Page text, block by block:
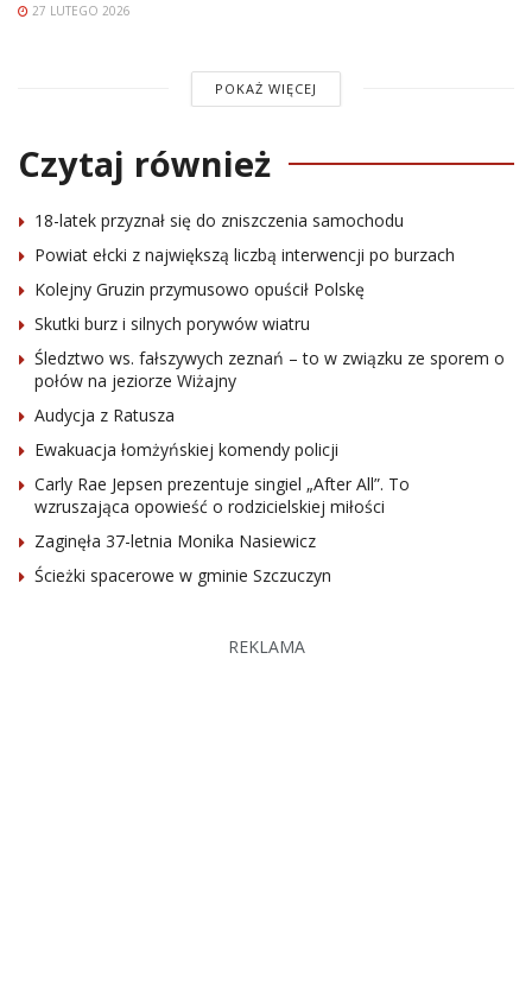
27 LUTEGO 2026
POKAŻ WIĘCEJ
Czytaj również
18-latek przyznał się do zniszczenia samochodu
Powiat ełcki z największą liczbą interwencji po burzach
Kolejny Gruzin przymusowo opuścił Polskę
Skutki burz i silnych porywów wiatru
Śledztwo ws. fałszywych zeznań – to w związku ze sporem o
połów na jeziorze Wiżajny
Audycja z Ratusza
Ewakuacja łomżyńskiej komendy policji
Carly Rae Jepsen prezentuje singiel „After All”. To
wzruszająca opowieść o rodzicielskiej miłości
Zaginęła 37-letnia Monika Nasiewicz
Ścieżki spacerowe w gminie Szczuczyn
REKLAMA